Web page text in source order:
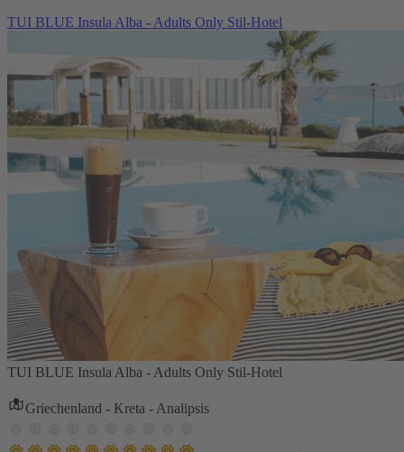
TUI BLUE Insula Alba - Adults Only Stil-Hotel
TUI BLUE Insula Alba - Adults Only Stil-Hotel
Griechenland - Kreta - Analipsis